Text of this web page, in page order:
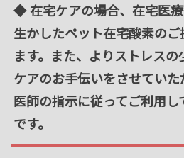
◆ 在宅ケアの場合、在宅医
生かしたペット在宅酸素のご
ます。また、よりストレス
ケアのお手伝いをさせてい
医師の指示に従ってご利用
です。